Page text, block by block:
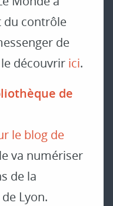
du contrôle
de
découvrir ici.
de
le blog de
va numériser
de la
Lyon.